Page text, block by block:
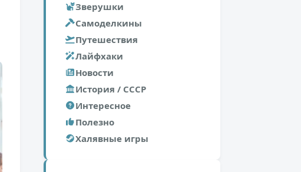
Зверушки
Самоделкины
Путешествия
Лайфхаки
Новости
История / СССР
Интересное
Полезно
Халявные игры